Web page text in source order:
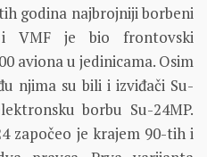
godina najbrojniji borbeni
VMF je bio frontovski
aviona u jedinicama. Osim
njima su bili i izviđači Su-
borbu Su-24MP.
započeo je krajem 90-tih i